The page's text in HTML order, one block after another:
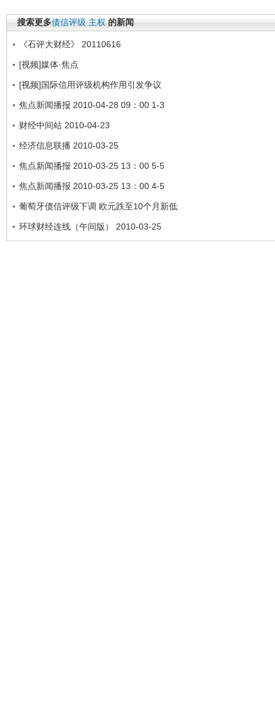
搜索更多债信评级 主权 的新闻
《石评大财经》 20110616
[视频]媒体·焦点
[视频]国际信用评级机构作用引发争议
焦点新闻播报 2010-04-28 09：00 1-3
财经中间站 2010-04-23
经济信息联播 2010-03-25
焦点新闻播报 2010-03-25 13：00 5-5
焦点新闻播报 2010-03-25 13：00 4-5
葡萄牙债信评级下调 欧元跌至10个月新低
环球财经连线（午间版） 2010-03-25